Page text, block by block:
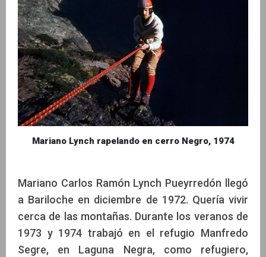
Mariano Lynch rapelando en cerro Negro, 1974
Mariano Carlos Ramón Lynch Pueyrredón llegó
a Bariloche en diciembre de 1972. Quería vivir
cerca de las montañas. Durante los veranos de
1973 y 1974 trabajó en el refugio Manfredo
Segre, en Laguna Negra, como refugiero,